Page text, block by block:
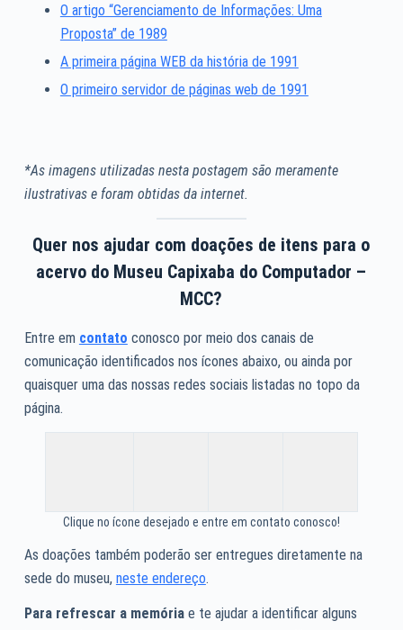
O artigo “Gerenciamento de Informações: Uma
Proposta” de 1989
A primeira página WEB da história de 1991
O primeiro servidor de páginas web de 1991
*As imagens utilizadas nesta postagem são meramente
ilustrativas e foram obtidas da internet.
Quer nos ajudar com doações de itens para o
acervo do Museu Capixaba do Computador –
MCC?
Entre em contato conosco por meio dos canais de
comunicação identificados nos ícones abaixo, ou ainda por
quaisquer uma das nossas redes sociais listadas no topo da
página.
Clique no ícone desejado e entre em contato conosco!
As doações também poderão ser entregues diretamente na
sede do museu, neste endereço.
Para refrescar a memóriae te ajudar a identificar alguns